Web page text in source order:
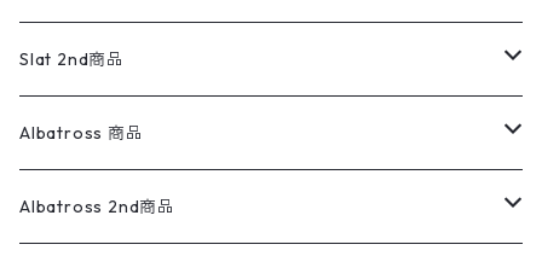
スラックス
オーバーオール・つなぎ
ウールジャケット
ダウンジャケット
レザージャケット
柄シャツ
ワークシャツ
アランセーター
ウールセーター
フリース
コーデュロイパンツ
オーバーオール・つなぎ
ショーツ
ニット
ジャケット
スカート
23cm
23.5cm
24cm
Outer
Tee
Shirts
Slat 2nd商品
アウター
ハンティングジャケット
長袖シャツ
Albatross 商品
Vintage sweater
Albatross 2nd商品